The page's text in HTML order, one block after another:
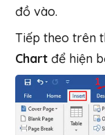
đồ vào.
Tiếp theo trên
Chart để hiện